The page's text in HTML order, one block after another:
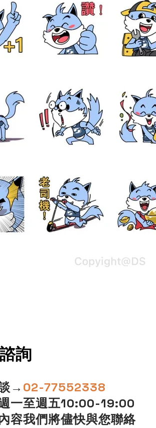
詢​
→ 02-77552338
一至週五10:00-19:00
容我們將儘快與您聯絡